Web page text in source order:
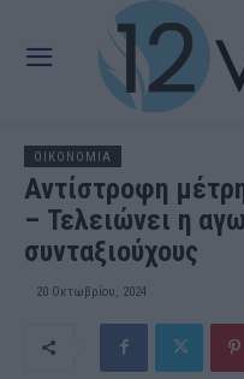
OIKONOMIA
Αντίστροφη
– Τελειώνει η
συνταξιούχους
20 Οκτωβρίου, 2024